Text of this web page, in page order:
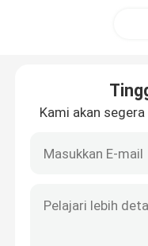
Motor Sinkron
Motor Sinkron Besar
Generator turbin
Kami akan